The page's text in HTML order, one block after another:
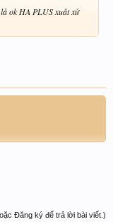
ok HA PLUS xuất xứ
Đăng ký để trả lời bài viết.)